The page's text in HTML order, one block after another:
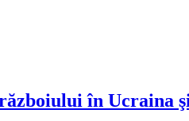
în Ucraina